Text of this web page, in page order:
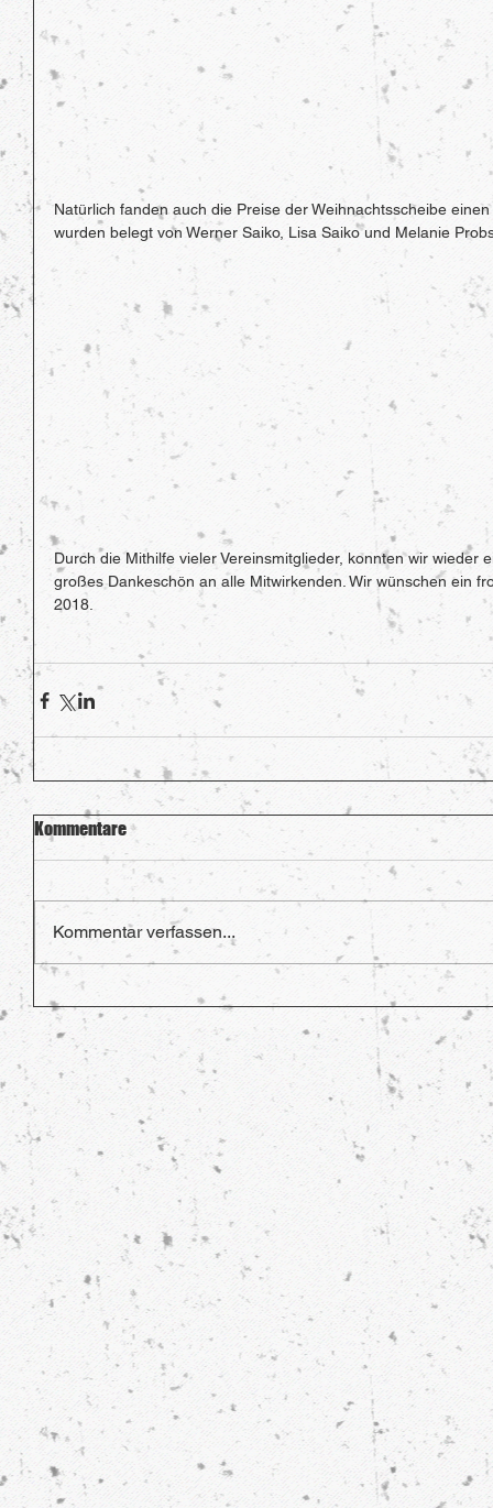
Natürlich fanden auch die Preise der Weihnachtsscheibe
wurden belegt von Werner Saiko, Lisa Saiko und Melanie
Durch die Mithilfe vieler Vereinsmitglieder, konnten wir wieder
großes Dankeschön an alle Mitwirkenden. Wir wünschen ein
2018.
Kommentare
Kommentar verfassen...